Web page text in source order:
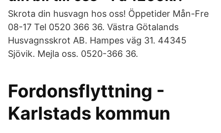
Skrota din husvagn hos oss! Öppetider Mån-Fre
08-17 Tel 0520 366 36. Västra Götalands
Husvagnsskrot AB. Hampes väg 31. 44345
Sjövik. Mejla oss. 0520-366 36.
Fordonsflyttning -
Karlstads kommun